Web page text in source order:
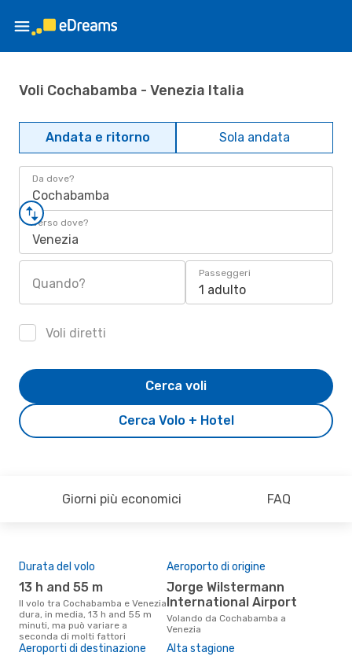
Voli Cochabamba - Venezia Italia
Andata e ritorno Sola andata
Da dove?
Cochabamba
Verso dove?
Venezia
Quando?
Passeggeri
1 adulto
Voli diretti
Cerca Volo + Hotel
Cerca voli
Giorni più economici FAQ
Durata del volo
13 h and 55 m
Il volo tra Cochabamba e Venezia
dura, in media, 13 h and 55 m
minuti, ma può variare a
seconda di molti fattori
Aeroporto di origine
Jorge Wilstermann
International Airport
Volando da Cochabamba a
Venezia
Aeroporti di destinazione Alta stagione